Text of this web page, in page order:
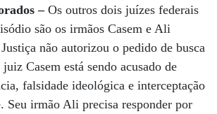
– Os outros dois juízes federais
são os irmãos Casem e Ali
não autorizou o pedido de busca
Casem está sendo acusado de
falsidade ideológica e interceptação
Seu irmão Ali precisa responder por